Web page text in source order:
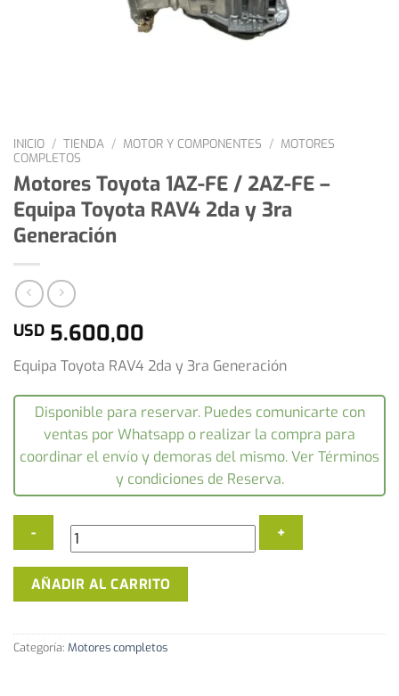
INICIO / TIENDA / MOTOR Y COMPONENTES / MOTORES
COMPLETOS
Motores Toyota 1AZ-FE / 2AZ-FE –
Equipa Toyota RAV4 2da y 3ra
Generación
USD 5.600,00
Equipa Toyota RAV4 2da y 3ra Generación
Disponible para reservar. Puedes comunicarte con
ventas por Whatsapp o realizar la compra para
coordinar el envío y demoras del mismo. Ver Términos
y condiciones de Reserva.
Motores
FE
AÑADIR AL CARRITO
Categoría: Motores completos